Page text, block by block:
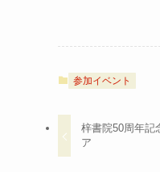
参加イベント
梓書院50周年
ア